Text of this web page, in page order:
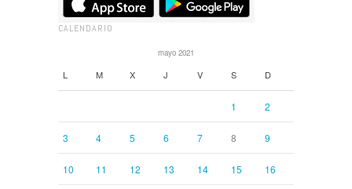
CALENDARIO
mayo 2021
L M X J V S D
1 2
3 4 5 6 7 8 9
10 11 12 13 14 15 16